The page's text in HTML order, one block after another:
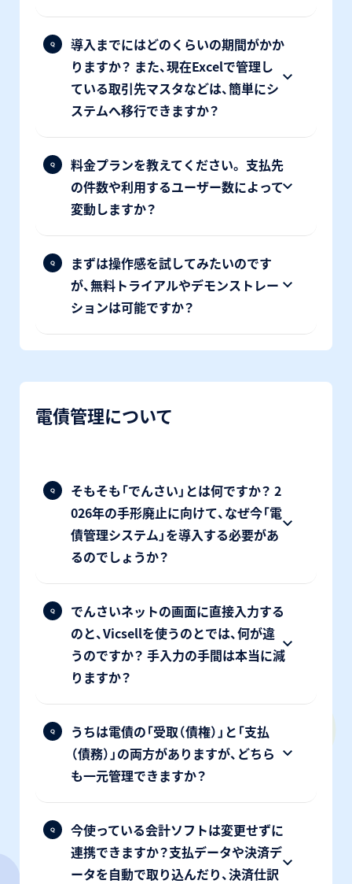
導入までにはどのくらいの期間がかか
りますか？ また、現在Excelで管理し
ている取引先マスタなどは、簡単にシ
ステムへ移行できますか？
料金プランを教えてください。 支払先
の件数や利用するユーザー数によって
変動しますか？
まずは操作感を試してみたいのです
が、無料トライアルやデモンストレー
ションは可能ですか？
電債管理について
そもそも「でんさい」とは何ですか？ 2
026年の手形廃止に向けて、なぜ今「電
債管理システム」を導入する必要があ
るのでしょうか？
でんさいネットの画面に直接入力する
のと、Vicsellを使うのとでは、何が違
うのですか？ 手入力の手間は本当に減
りますか？
うちは電債の「受取（債権）」と「支払
（債務）」の両方がありますが、どちら
も一元管理できますか？
今使っている会計ソフトは変更せずに
連携できますか？支払データや決済デ
ータを自動で取り込んだり、決済仕訳